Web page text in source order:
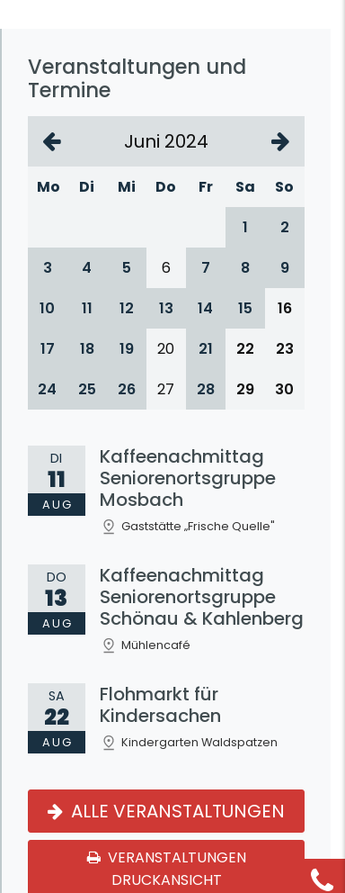
Veranstaltungen und
Termine
Juni 2024
Mo Di Mi Do Fr Sa
So
1
2
3
4 5 6 7 8
9
10
11 12 13 14 15
16
17
18 19 20 21 22
23
24
25 26 27 28 29 30
DI
11
AUG
Kaffeenachmittag
Seniorenortsgruppe
Mosbach
Gaststätte „Frische Quelle"
DO
13
AUG
Kaffeenachmittag
Seniorenortsgruppe
Schönau & Kahlenberg
Mühlencafé
SA
22
AUG
Flohmarkt für
Kindersachen
Kindergarten Waldspatzen
ALLE VERANSTALTUNGEN
VERANSTALTUNGEN
DRUCKANSICHT